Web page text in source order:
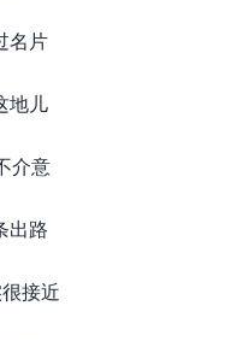
名片
地儿
介意
出路
接近